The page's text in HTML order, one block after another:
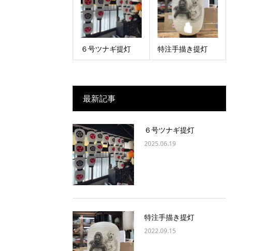
６号ツナギ提灯 特注手描き提灯
最新記事
６号ツナギ提灯
2025.06.19
特注手描き提灯
2022.09.15